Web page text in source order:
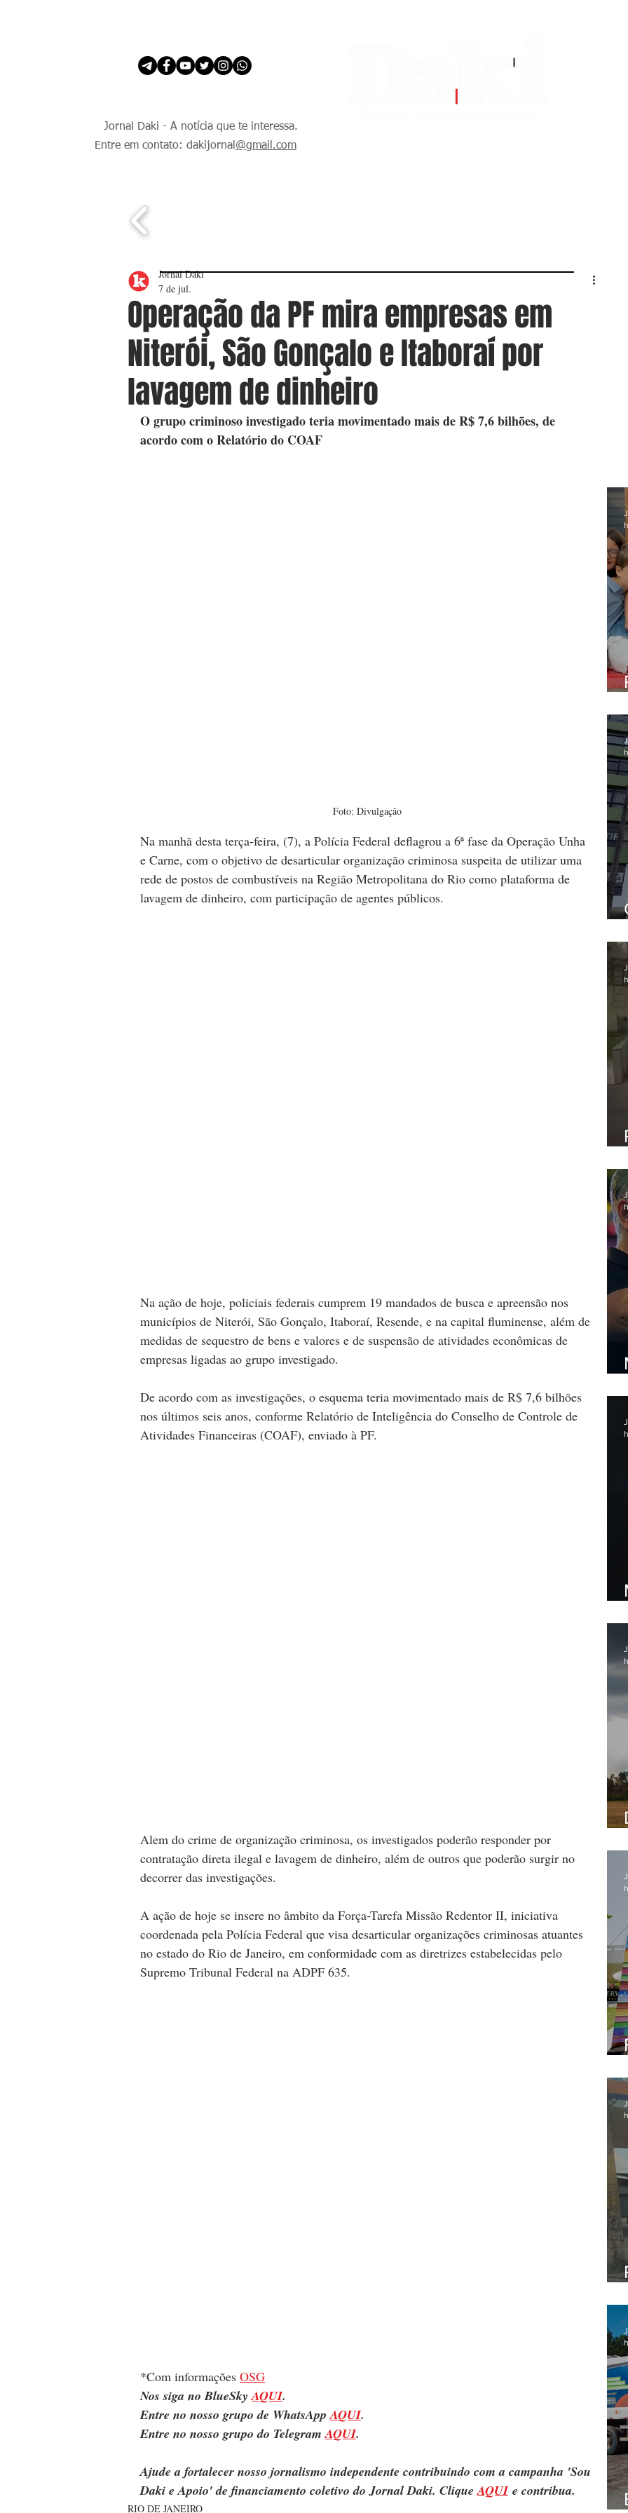
Jornal Daki - A notícia que te interessa.
Entre em contato: dakijornal @gmail.com
Operação da PF mira empresas em
Niterói, São Gonçalo e Itaboraí por
lavagem de dinheiro
Jornal Daki
7 de jul.
O grupo criminoso investigado teria movimentado mais de R$ 7,6 bilhões, de
acordo com o Relatório do COAF
Foto: Divulgação
Na manhã desta terça-feira, (7), a Polícia Federal deflagrou a 6ª fase da Operação Unha
e Carne, com o objetivo de desarticular organização criminosa suspeita de utilizar uma
rede de postos de combustíveis na Região Metropolitana do Rio como plataforma de
lavagem de dinheiro, com participação de agentes públicos.
Na ação de hoje, policiais federais cumprem 19 mandados de busca e apreensão nos
municípios de Niterói, São Gonçalo, Itaboraí, Resende, e na capital fluminense, além de
medidas de sequestro de bens e valores e de suspensão de atividades econômicas de
empresas ligadas ao grupo investigado.
De acordo com as investigações, o esquema teria movimentado mais de R$ 7,6 bilhões
nos últimos seis anos, conforme Relatório de Inteligência do Conselho de Controle de
Atividades Financeiras (COAF), enviado à PF.
Alem do crime de organização criminosa, os investigados poderão responder por
contratação direta ilegal e lavagem de dinheiro, além de outros que poderão surgir no
decorrer das investigações.
A ação de hoje se insere no âmbito da Força-Tarefa Missão Redentor II, iniciativa
coordenada pela Polícia Federal que visa desarticular organizações criminosas atuantes
no estado do Rio de Janeiro, em conformidade com as diretrizes estabelecidas pelo
Supremo Tribunal Federal na ADPF 635.
*Com informações OSG
Nos siga no BlueSky AQUI.
Entre no nosso grupo de WhatsApp AQUI.
Entre no nosso grupo do Telegram AQUI.
Ajude a fortalecer nosso jornalismo independente contribuindo com a campanha 'Sou
Daki e Apoio' de financiamento coletivo do Jornal Daki. Clique AQUI e contribua.
RIO DE JANEIRO